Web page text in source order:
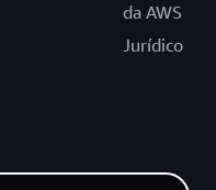
da AWS
Jurídico